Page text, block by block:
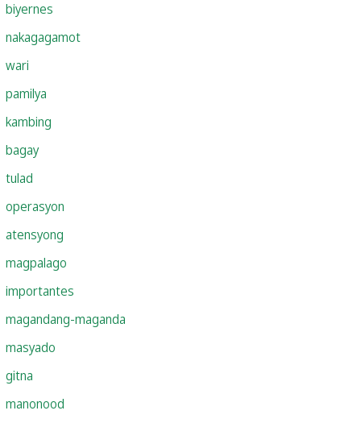
biyernes
nakagagamot
wari
pamilya
kambing
bagay
tulad
operasyon
atensyong
magpalago
importantes
magandang-maganda
masyado
gitna
manonood